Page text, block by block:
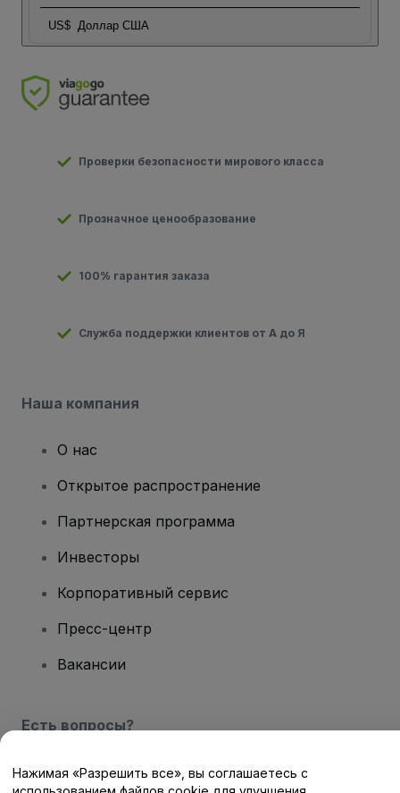
US$ Доллар США
Проверки безопасности мирового класса
Прозначное ценообразование
100% гарантия заказа
Служба поддержки клиентов от А до Я
Наша компания
О нас
Открытое распространение
Партнерская программа
Инвесторы
Корпоративный сервис
Пресс-центр
Вакансии
Есть вопросы?
Центр помощи / Свяжитесь с нами
Нажимая «Разрешить все», вы соглашаетесь с